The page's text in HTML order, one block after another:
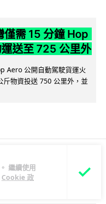
繼續使用
Cookie 政
僅需 15 分鐘 Hop
送至 725 公里外
Aero 公開自動駕駛貨運火
物資投送 750 公里外，並